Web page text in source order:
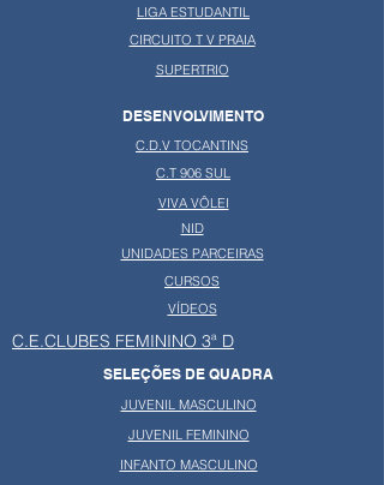
LIGA ESTUDANTIL
CIRCUITO T V PRAIA
SUPERTRIO
DESENVOLVIMENTO
C.D.V TOCANTINS
C.T 906 SUL
VIVA VÔLEI
NID
UNIDADES PARCEIRAS
CURSOS
VÍDEOS
C.E.CLUBES FEMININO 3ª D
SELEÇÕES DE QUADRA
JUVENIL MASCULINO
JUVENIL FEMININO
INFANTO MASCULINO